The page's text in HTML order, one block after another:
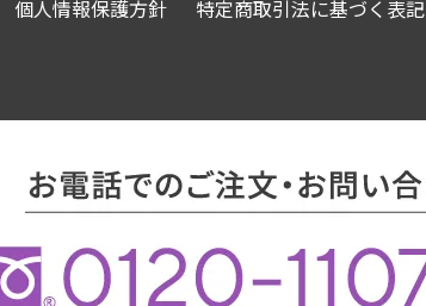
個人情報保護方針 特定商取引法に基づく表記